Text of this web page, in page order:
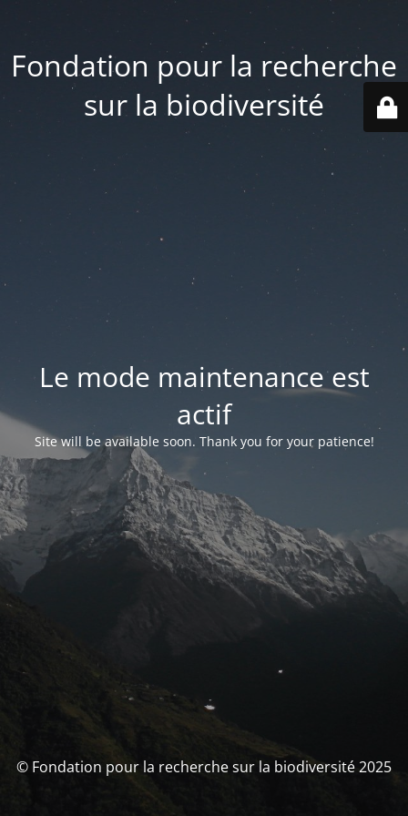
Fondation pour la recherche
sur la biodiversité
Le mode maintenance est
actif
Site will be available soon. Thank you for your patience!
© Fondation pour la recherche sur la biodiversité 2025